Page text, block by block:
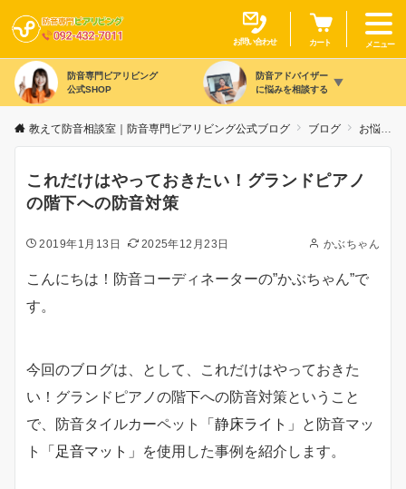
お問い合わせ カート メニュー
防音専門ピアリビング
公式SHOP
防音アドバイザー
に悩みを相談する
教えて防音相談室｜防音専門ピアリビング公式ブログ ブログ お悩み別
これだけはやっておきたい！グランドピアノ
の階下への防音対策
2019年1月13日 2025年12月23日 かぶちゃん
こんにちは！防音コーディネーターの”かぶちゃん”で
す。
今回のブログは、として、これだけはやっておきた
い！グランドピアノの階下への防音対策ということ
で、防音タイルカーペット
「静床ライト」
と防音マッ
ト
「足音マット」 を使用した事例を紹介します。